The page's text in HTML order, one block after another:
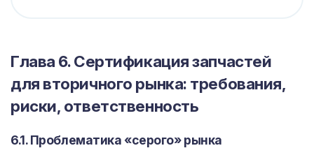
Глава 6. Сертификация запчастей
для вторичного рынка: требования,
риски, ответственность
6.1. Проблематика «серого» рынка